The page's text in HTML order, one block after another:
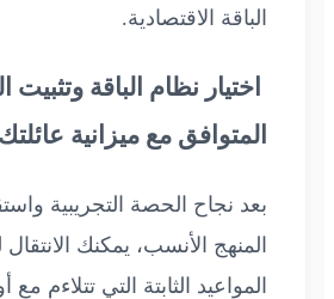
الباقة الاقتصادية.
اختيار نظام الباقة
المتوافق مع ميزانية عائلتك
بعد نجاح الحصة التجريبية
المنهج الأنسب، يمكنك
المواعيد الثابتة التي تتلاءم